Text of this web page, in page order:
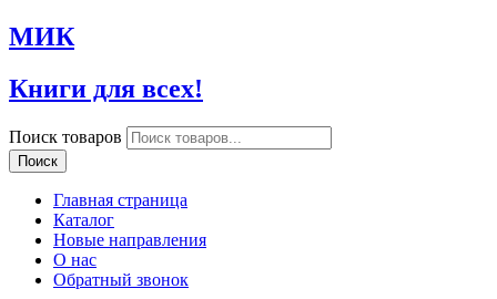
МИК
Книги для всех!
Поиск товаров
Поиск
Главная страница
Каталог
Новые направления
О нас
Обратный звонок